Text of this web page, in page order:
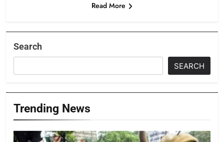
Read More
Search
SEARCH
Trending News